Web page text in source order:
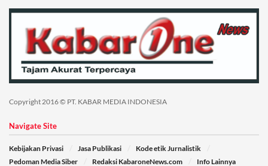
Copyright 2016 © PT. KABAR MEDIA INDONESIA
Navigate Site
Kebijakan Privasi Jasa Publikasi
Kode etik Jurnalistik
Pedoman Media Siber
Redaksi KabaroneNews.com Info Lainnya